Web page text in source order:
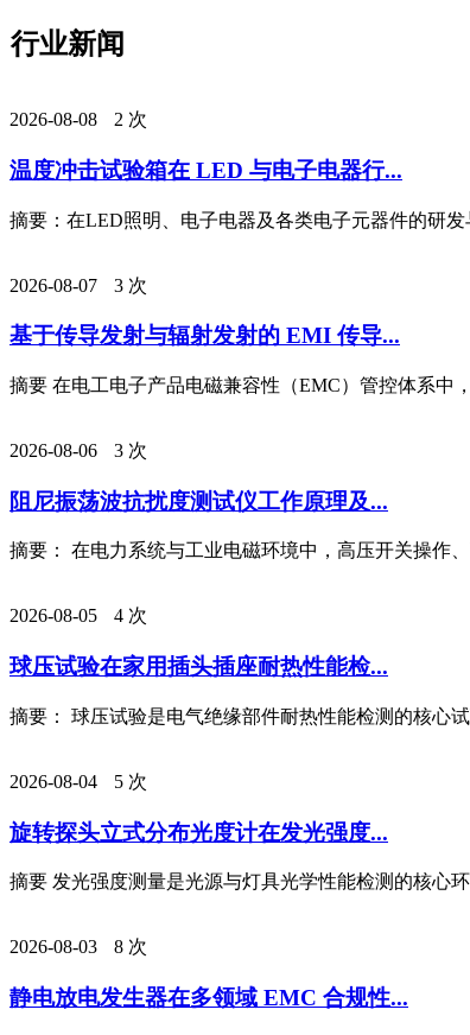
行业新闻
2026-08-08 2 次
温度冲击试验箱在 LED 与电子电器行...
摘要：在LED照明、电子电器及各类电子元器件的研
2026-08-07 3 次
基于传导发射与辐射发射的 EMI 传导...
摘要 在电工电子产品电磁兼容性（EMC）管控体系中
2026-08-06 3 次
阻尼振荡波抗扰度测试仪工作原理及...
摘要： 在电力系统与工业电磁环境中，高压开关操作
2026-08-05 4 次
球压试验在家用插头插座耐热性能检...
摘要： 球压试验是电气绝缘部件耐热性能检测的核心
2026-08-04 5 次
旋转探头立式分布光度计在发光强度...
摘要 发光强度测量是光源与灯具光学性能检测的核心
2026-08-03 8 次
静电放电发生器在多领域 EMC 合规性...